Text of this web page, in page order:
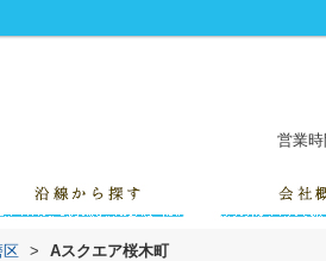
営業
区 > Aスクエア桜木町